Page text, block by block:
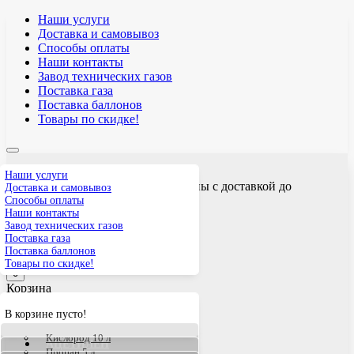
Наши услуги
Доставка и самовывоз
Способы оплаты
Наши контакты
Завод технических газов
Поставка газа
Поставка баллонов
Товары по скидке!
Наши услуги
Доставка и самовывоз
Способы оплаты
Наши контакты
Завод технических газов
Поставка газа
Поставка баллонов
Товары по скидке!
Технические газы и газовые баллоны с доставкой до
Железнодорожного
Прием заявок: круглосуточно
+7 (968) 636 3434
tekhgazru@yandex.ru
Заявка на расчет
0
В корзине пусто!
Корзина
КИСЛОРОД
Кислород 10 л
АЦЕТИЛЕН